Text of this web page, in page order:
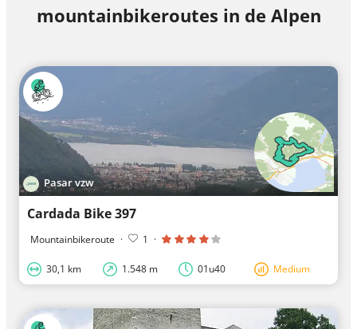
mountainbikeroutes in de Alpen
Pasar vzw
Cardada Bike 397
Mountainbikeroute · 1 ·
30,1 km 1.548 m 01u40 Medium